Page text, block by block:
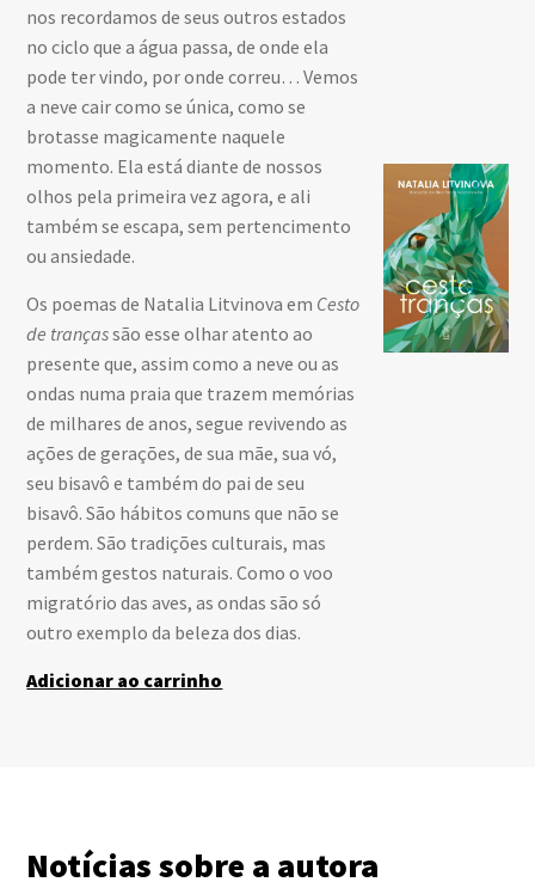
nos recordamos de seus outros estados
no ciclo que a água passa, de onde ela
pode ter vindo, por onde correu… Vemos
a neve cair como se única, como se
brotasse magicamente naquele
momento. Ela está diante de nossos
olhos pela primeira vez agora, e ali
também se escapa, sem pertencimento
ou ansiedade.
Os poemas de Natalia Litvinova em Cesto
de trançassão esse olhar atento ao
presente que, assim como a neve ou as
ondas numa praia que trazem memórias
de milhares de anos, segue revivendo as
ações de gerações, de sua mãe, sua vó,
seu bisavô e também do pai de seu
bisavô. São hábitos comuns que não se
perdem. São tradições culturais, mas
também gestos naturais. Como o voo
migratório das aves, as ondas são só
outro exemplo da beleza dos dias.
Adicionar ao carrinho
Notícias sobre a autora